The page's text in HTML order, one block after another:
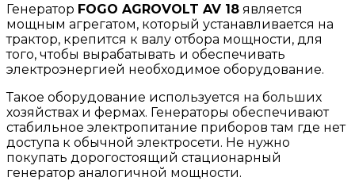
Генератор FOGO AGROVOLT AV 18 является
мощным агрегатом, который устанавливается на
трактор, крепится к валу отбора мощности, для
того, чтобы вырабатывать и обеспечивать
электроэнергией необходимое оборудование.
Такое оборудование используется на больших
хозяйствах и фермах. Генераторы обеспечивают
стабильное электропитание приборов там где нет
доступа к обычной электросети. Не нужно
покупать дорогостоящий стационарный
генератор аналогичной мощности.